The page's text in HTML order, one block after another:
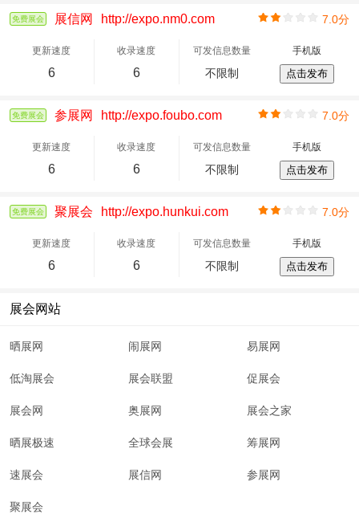
免费展会 展信网 http://expo.nm0.com 7.0分
更新速度
6
收录速度
6
可发信息数量
不限制
手机版
点击发布
免费展会 参展网 http://expo.foubo.com 7.0分
更新速度
6
收录速度
6
可发信息数量
不限制
手机版
点击发布
免费展会 聚展会 http://expo.hunkui.com 7.0分
更新速度
6
收录速度
6
可发信息数量
不限制
手机版
点击发布
展会网站
晒展网 闹展网 易展网
低淘展会 展会联盟 促展会
展会网 奥展网 展会之家
晒展极速 全球会展 筹展网
速展会 展信网 参展网
聚展会